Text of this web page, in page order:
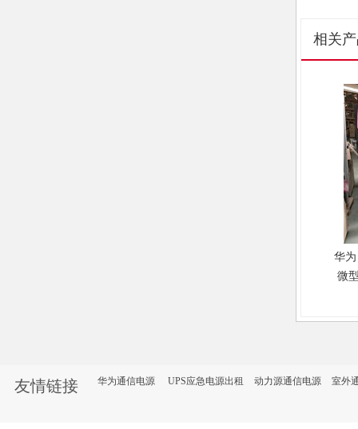
相关
华为
微
友情链接 华为通信电源 室外
动力源通信电源
UPS应急电源出租